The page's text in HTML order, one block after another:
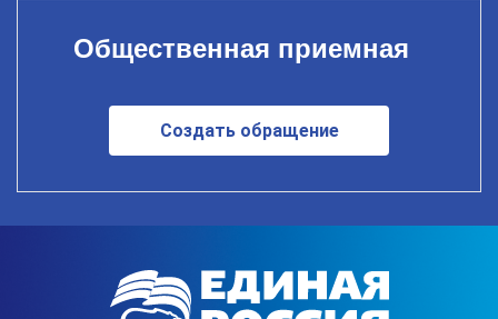
Общественная приемная
Создать обращение